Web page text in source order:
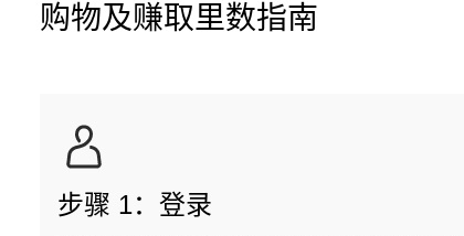
购物及赚取里数指南
步骤 1：登录